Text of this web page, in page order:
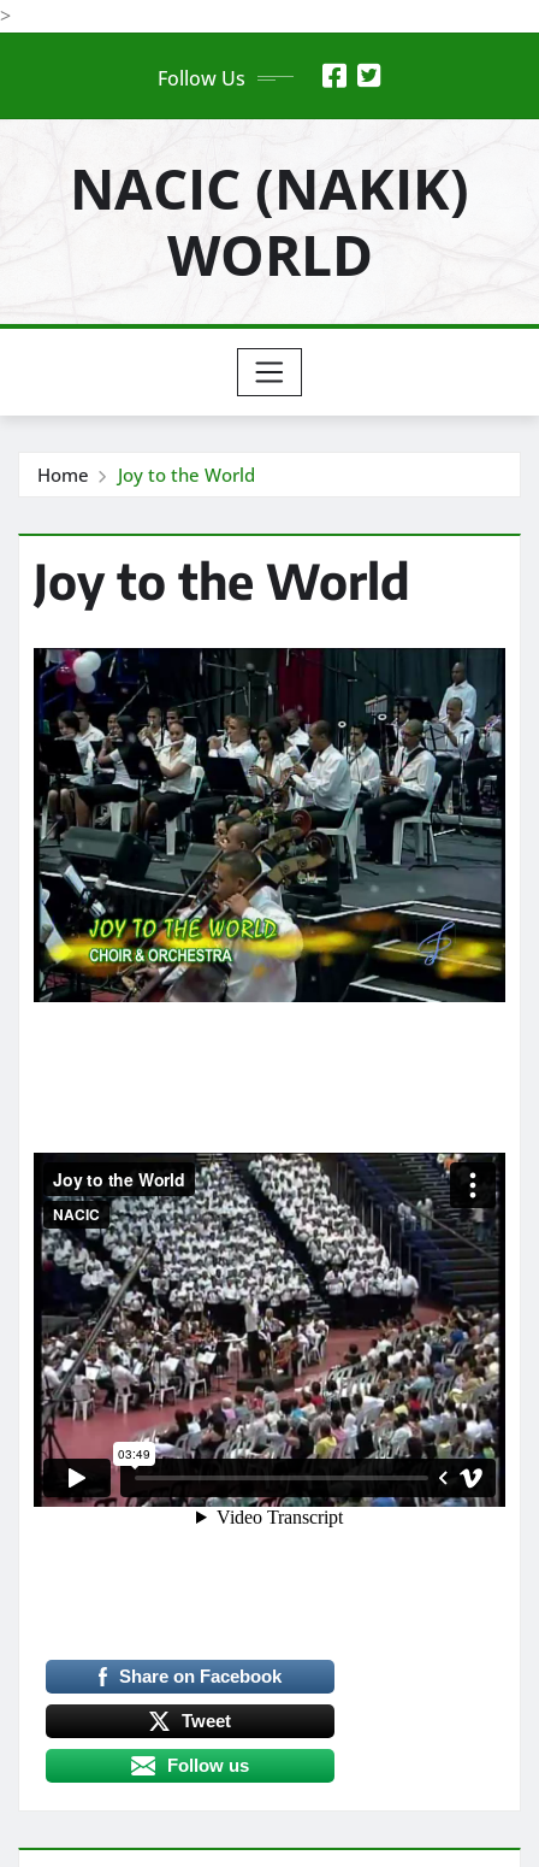
>Skip
Follow Us
NACIC (NAKIK)
WORLD
Home Joy to the World
Joy to the World
Share on Facebook
Tweet
Follow us